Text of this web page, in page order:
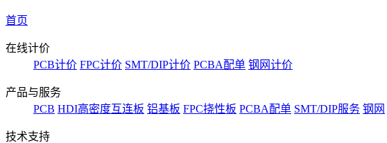
首页
在线计价
PCB计价 FPC计价 SMT/DIP计价 PCBA配单 钢网计价
产品与服务
PCB HDI高密度互连板 铝基板 FPC挠性板 PCBA配单 SMT/DIP服务 钢网
技术支持